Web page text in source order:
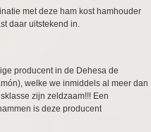
met deze ham kost hamhouder
daar uitstekend in.
producent in de Dehesa de
welke we inmiddels al meer dan
zijn zeldzaam!!! Een
is deze producent